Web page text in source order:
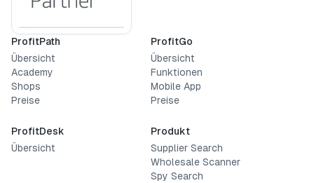
ProfitPath
Übersicht
Academy
Shops
Preise
ProfitGo
Übersicht
Funktionen
Mobile App
Preise
ProfitDesk
Übersicht
Produkt
Supplier Search
Wholesale Scanner
Spy Search